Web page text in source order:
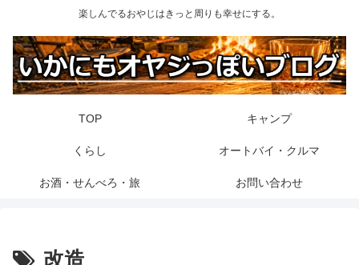
楽しんでるおやじはきっと周りも幸せにする。
TOP キャンプ
くらし オートバイ・クルマ
お酒・せんべろ・旅 お問い合わせ
改造